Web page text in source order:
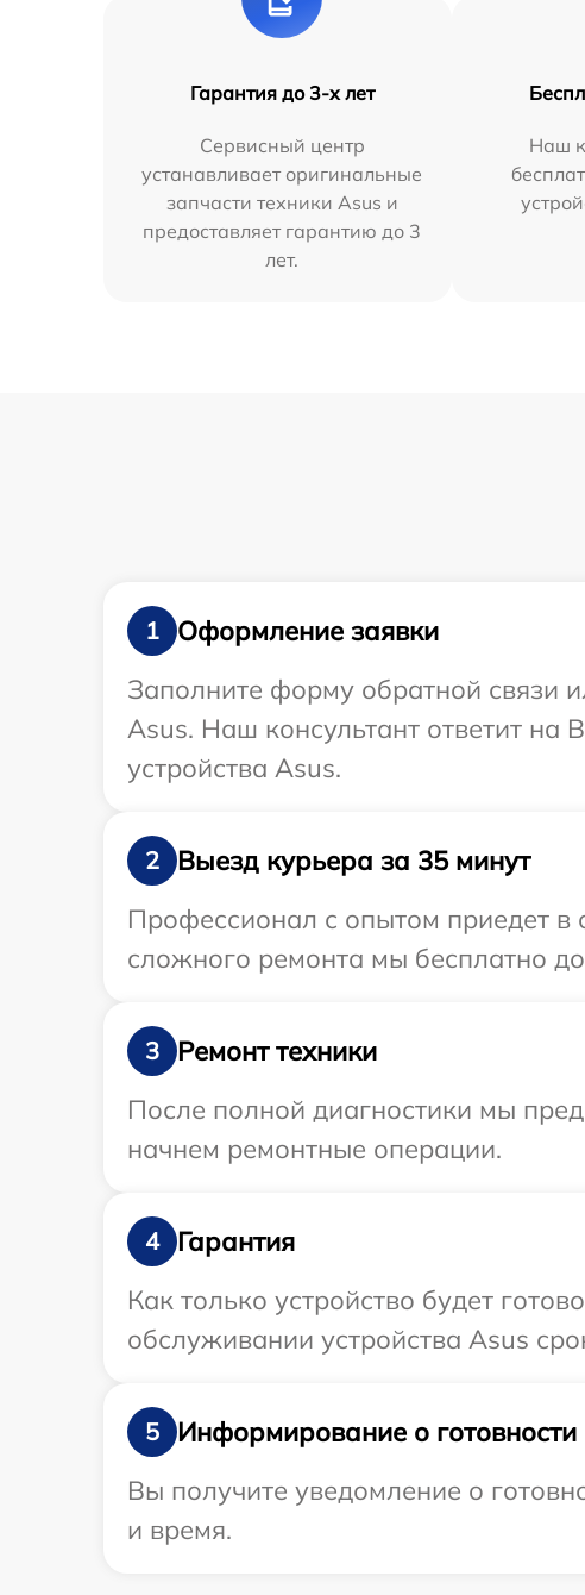
Гарантия до 3-х лет
Сервисный центр
устанавливает оригинальные
запчасти техники Asus и
предоставляет гарантию до 3
лет.
Наш
1
Оформление заявки
Заполните форму обратной связи
Asus. Наш консультант ответит
устройства Asus.
2
Выезд курьера за 35 минут
Профессионал с опытом приедет в
сложного ремонта мы бесплатно
3
Ремонт техники
После полной диагностики мы
начнем ремонтные операции.
4
Гарантия
Как только устройство будет
обслуживании устройства Asus
5
Информирование о готовности
Вы получите уведомление о
и время.